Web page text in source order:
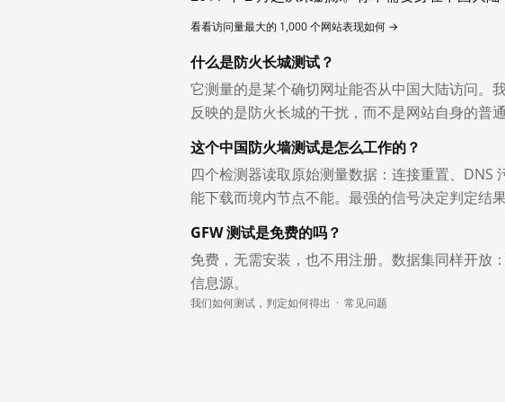
看看访问量最大的 1,000 个网站表现如何 →
什么是防火长城测试？
它测量的是某个确切网址能否从中国大陆访问。
反映的是防火长城的干扰，而不是网站自身的普通
这个中国防火墙测试是怎么工作的？
四个检测器读取原始测量数据：连接重置、DNS
能下载而境内节点不能。最强的信号决定判定结
GFW 测试是免费的吗？
免费，无需安装，也不用注册。数据集同样开放
信息源。
我们如何测试，判定如何得出 · 常见问题